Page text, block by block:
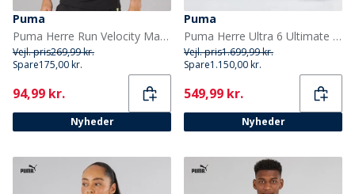
Puma
Puma Herre Run Velocity Marmor Løbe Top Sort/Gul
Vejl. pris269,99 kr.
Spare175,00 kr.
Current
94,99 kr.
Nyheder
Puma
Puma Herre Ultra 6 Ultimate FG Fast Græs Fodboldstøvler Ultra Blue/Hvid/Glowing Red
Vejl. pris1.699,99 kr.
Spare1.150,00 kr.
Current
549,99 kr.
Nyheder